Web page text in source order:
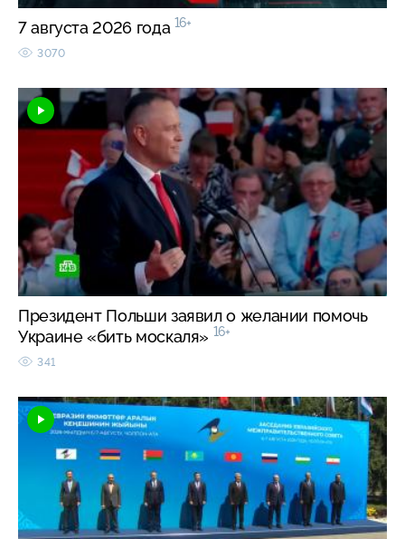
7 августа 2026 года 16+
3070
Президент Польши заявил о желании помочь
Украине «бить москаля» 16+
341